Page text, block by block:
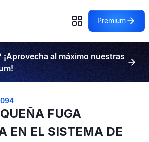
Premium
¡Aprovecha al máximo nuestras
FUGA
EN EL SISTEMA DE